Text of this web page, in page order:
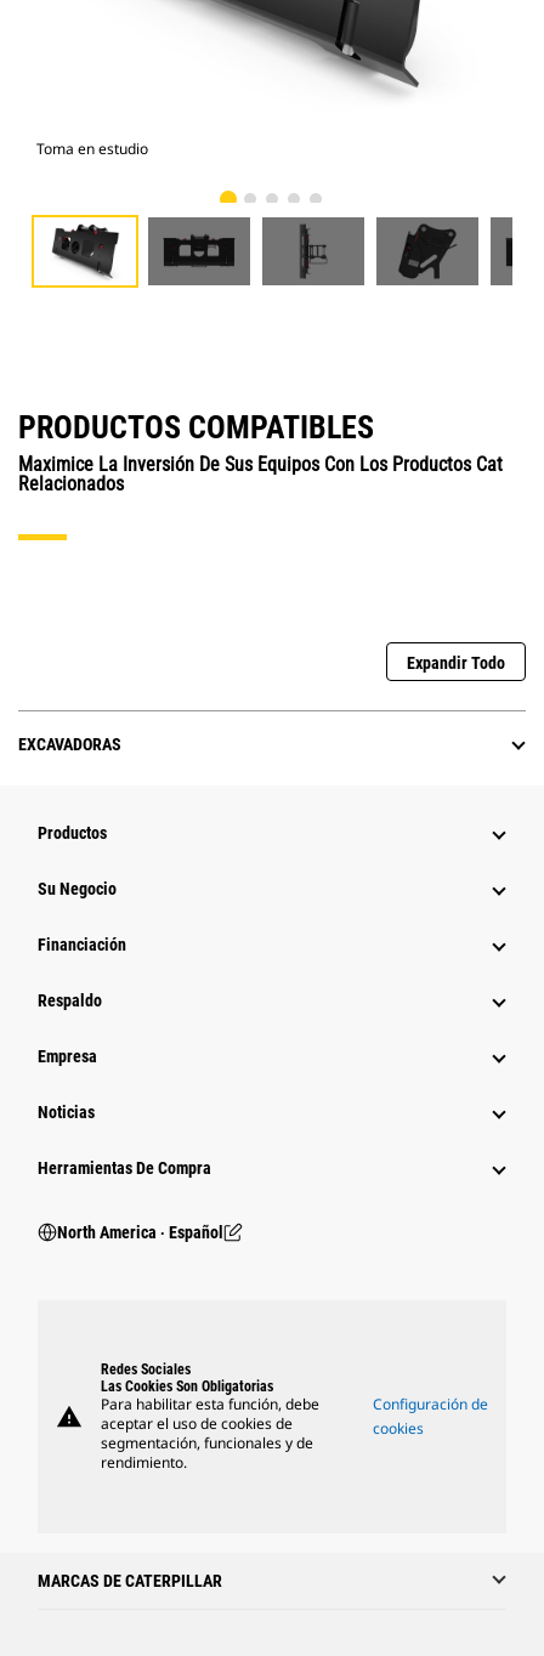
Toma en estudio
PRODUCTOS COMPATIBLES
Maximice La Inversión De Sus Equipos Con Los Productos Cat
Relacionados
Expandir Todo
EXCAVADORAS
Productos
Su Negocio
Financiación
Respaldo
Empresa
Noticias
Herramientas De Compra
North America ‧ Español
warning
Redes Sociales
Las Cookies Son Obligatorias
Para habilitar esta función, debe
aceptar el uso de cookies de
segmentación, funcionales y de
rendimiento.
Configuración de
cookies
MARCAS DE CATERPILLAR